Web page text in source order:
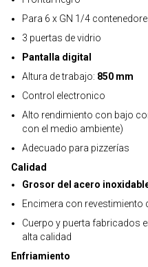
Para 6 x GN 1/4
3 puertas de vidrio
Pantalla digital
Altura de trabajo: 850 mm
Control electronico
Alto rendimiento con bajo
con el medio ambiente)
Adecuado para pizzerías
Calidad
Grosor del acero
Encimera con revestimiento
Cuerpo y puerta fabricados
alta calidad
Enfriamiento